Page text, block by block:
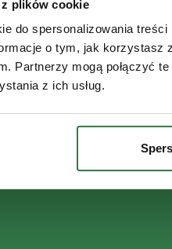
plików cookie
do spersonalizowania
o tym, jak korzystasz
Partnerzy mogą połączyć
z ich usług.